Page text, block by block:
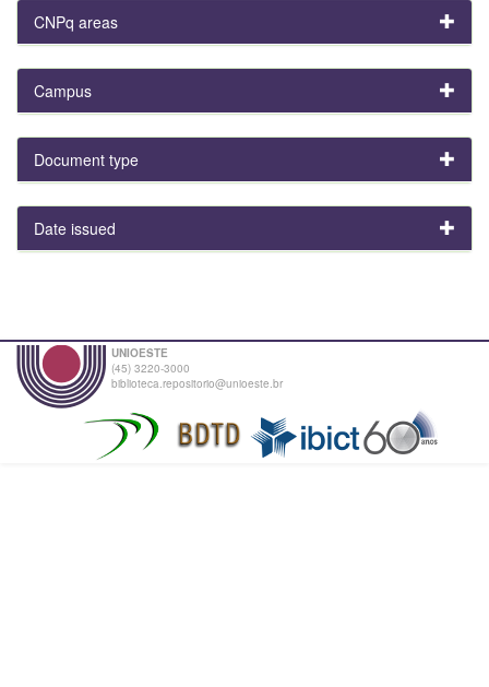
CNPq areas
Campus
Document type
Date issued
UNIOESTE
(45) 3220-3000
biblioteca.repositorio@unioeste.br